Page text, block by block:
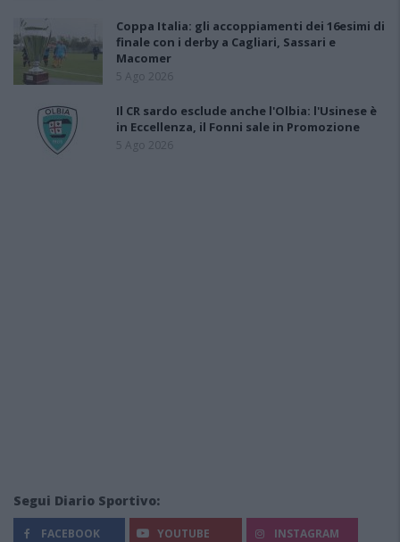
Coppa Italia: gli accoppiamenti dei 16esimi di
finale con i derby a Cagliari, Sassari e
Macomer
5 Ago 2026
Il CR sardo esclude anche l'Olbia: l'Usinese è
in Eccellenza, il Fonni sale in Promozione
5 Ago 2026
Segui Diario Sportivo:
FACEBOOK YOUTUBE INSTAGRAM